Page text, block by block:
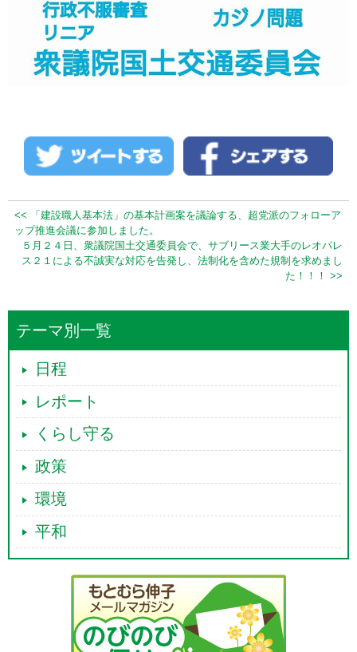
<< 「建設職人基本法」の基本計画案を議論する、超党派のフォローア
ップ推進会議に参加しました。
５月２４日、衆議院国土交通委員会で、サブリース業大手のレオパレ
ス２１による不誠実な対応を告発し、法制化を含めた規制を求めまし
た！！！ >>
テーマ別一覧
日程
レポート
くらし守る
政策
環境
平和